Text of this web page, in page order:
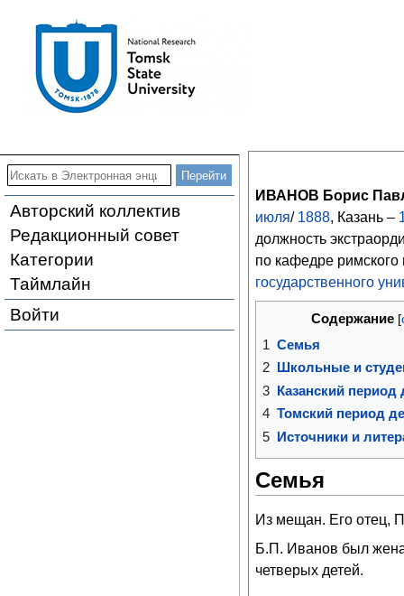
Авторский коллектив
Редакционный совет
Категории
Таймлайн
Войти
ИВАНОВ Борис
июля/ 1888, Казань –
должность
по кафедре
государственного
Содержание
1 Семья
2
Школьные и
3 Казанский период
4 Томский период
5 Источники и
Семья
Из мещан. Его отец,
Б.П. Иванов был
четверых детей.